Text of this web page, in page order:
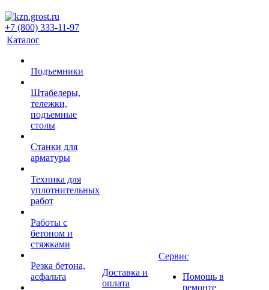
+7 (800) 333-11-97
Каталог
Подъемники
Штабелеры,
тележки,
подъемные
столы
Станки для
арматуры
Техника для
уплотнительных
работ
Работы с
бетоном и
стяжками
Резка бетона,
асфальта
Доставка и
оплата
Сервис
Помощь в
ремонте